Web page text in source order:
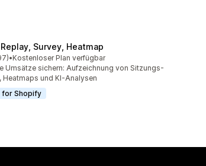
Survey, Heatmap
Sternen
insgesamt
•Kostenloser Plan verfügbar
Umsätze sichern: Aufzeichnung von Sitzungs-
Heatmaps und KI-Analysen
for Shopify